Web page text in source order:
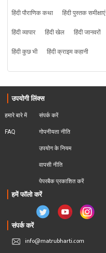
हिंदी पौराणिक कथा
हिंदी पुस्तक समीक्षाएं
हिंदी व्यापार
हिंदी खेल हिंदी जानवरों
हिंदी कुछ भी
हिंदी क्राइम कहानी
उपयोगी लिंक्स
हमारे बारे में
FAQ
संपर्क करें
गोपनीयता नीति
उपयोग के नियम
वापसी नीति
पेपरबैक प्रकाशित करें
हमें फॉलो करें
संपर्क करें
info@matrubharti.com